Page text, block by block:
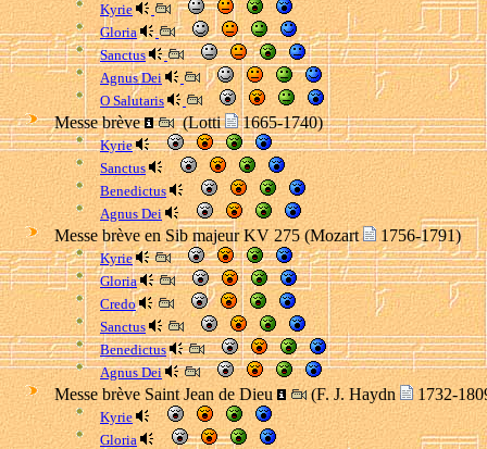
Kyrie
Gloria
Sanctus
Agnus Dei
O Salutaris
Messe brève (Lotti 1665-1740)
Kyrie
Sanctus
Benedictus
Agnus Dei
Messe brève en Sib majeur KV 275 (Mozart 1756-1791)
Kyrie
Gloria
Credo
Sanctus
Benedictus
Agnus Dei
Messe brève Saint Jean de Dieu (F. J. Haydn 1732-
Kyrie
Gloria